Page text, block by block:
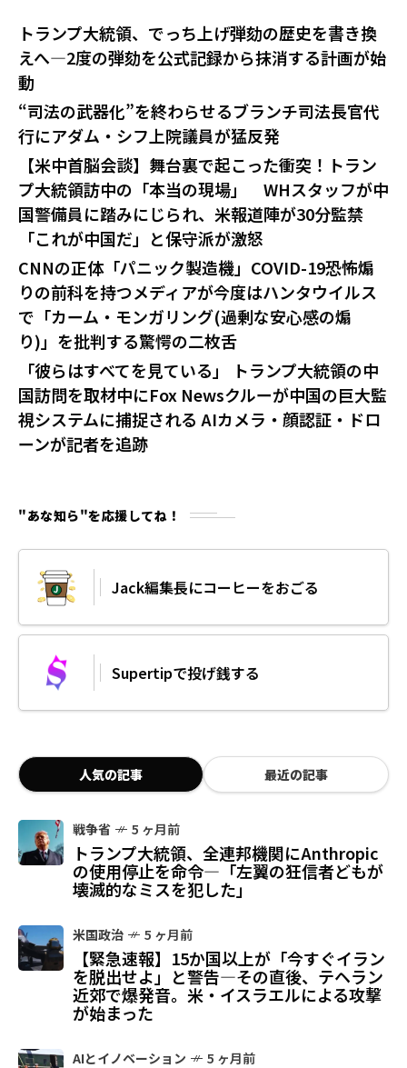
トランプ大統領、でっち上げ弾劾の歴史を書き換
えへ—2度の弾劾を公式記録から抹消する計画が始
動
“司法の武器化”を終わらせるブランチ司法長官代
行にアダム・シフ上院議員が猛反発
【米中首脳会談】舞台裏で起こった衝突！トラン
プ大統領訪中の「本当の現場」 WHスタッフが中
国警備員に踏みにじられ、米報道陣が30分監禁
「これが中国だ」と保守派が激怒
CNNの正体「パニック製造機」COVID-19恐怖煽
りの前科を持つメディアが今度はハンタウイルス
で「カーム・モンガリング(過剰な安心感の煽
り)」を批判する驚愕の二枚舌
「彼らはすべてを見ている」 トランプ大統領の中
国訪問を取材中にFox Newsクルーが中国の巨大監
視システムに捕捉される AIカメラ・顔認証・ドロ
ーンが記者を追跡
"あな知ら"を応援してね！
Jack編集長にコーヒーをおごる
Supertipで投げ銭する
人気の記事 最近の記事
戦争省 5 ヶ月前
トランプ大統領、全連邦機関にAnthropic
の使用停止を命令—「左翼の狂信者どもが
壊滅的なミスを犯した」
米国政治 5 ヶ月前
【緊急速報】15か国以上が「今すぐイラン
を脱出せよ」と警告—その直後、テヘラン
近郊で爆発音。米・イスラエルによる攻撃
が始まった
AIとイノベーション 5 ヶ月前